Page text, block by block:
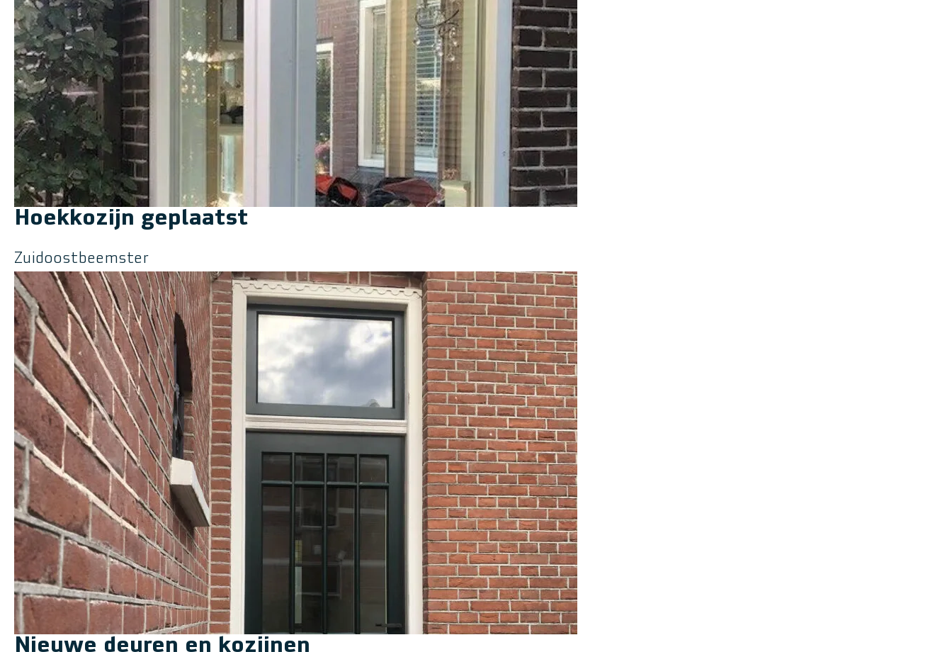
Hoekkozijn geplaatst
Zuidoostbeemster
Nieuwe deuren en kozijnen